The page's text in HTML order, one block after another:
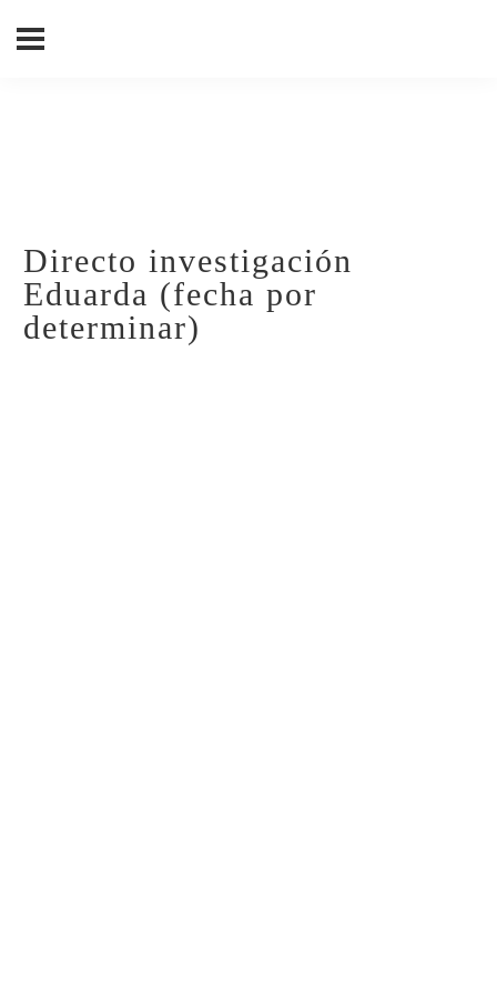
Directo investigación
Eduarda (fecha por
determinar)